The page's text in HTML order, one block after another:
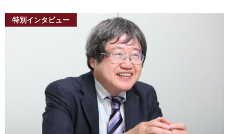
特別インタビュー